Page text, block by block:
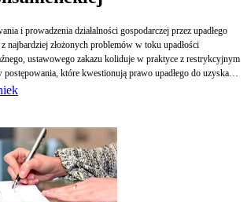
i prowadzenia działalności gospodarczej przez upadłego
najbardziej złożonych problemów w toku upadłości
ustawowego zakazu koliduje w praktyce z restrykcyjnym
które kwestionują prawo upadłego do uzyskania
trwającego postępowania – pisze Agata Duda-Bieniek, radca